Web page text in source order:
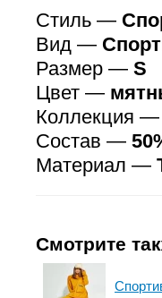
Стиль —
Вид —
Размер — S
Цвет —
Коллекция —
Состав —
Материал —
Смотрите